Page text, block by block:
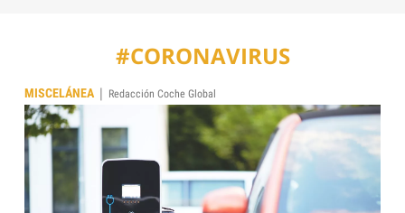
#CORONAVIRUS
MISCELÁNEA | Redacción Coche Global